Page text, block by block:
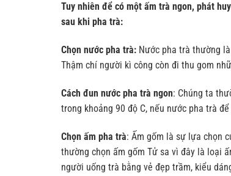
Tuy nhiên để có một ấm trà ngon, phát
sau khi pha trà:
Chọn nước pha trà: Nước pha trà thường
Thậm chí người kì công còn đi thu gom
Cách đun nước pha trà ngon: Chúng ta
trong khoảng 90 độ C, nếu nước pha trà
Chọn ấm pha trà: Ấm gốm là sự lựa chọn
thường chọn ấm gốm Tử sa vì đây là loại
người uống trà bằng vẻ đẹp trầm, kiểu